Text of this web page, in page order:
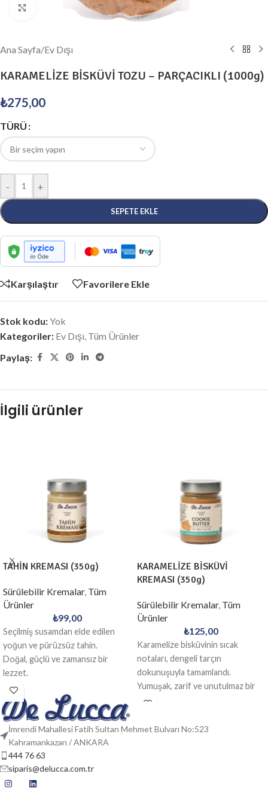
Click to enlarge
Ana Sayfa/Ev Dışı
KARAMELİZE BİSKÜVİ TOZU – PARÇACIKLI (1000g)
₺275,00
TÜRÜ
- +
SEPETE EKLE
Karşılaştır Favorilere Ekle
Stok kodu:Yok
Kategoriler: Ev Dışı, Tüm Ürünler
Paylaş:
İlgili ürünler
TAHİN KREMASI (350g)
Sürülebilir Kremalar, Tüm
Ürünler
₺99,00
Seçilmiş susamdan elde edilen
yoğun ve pürüzsüz tahin.
Doğal, güçlü ve zamansız bir
lezzet.
KARAMELİZE BİSKÜVİ
KREMASI (350g)
Sürülebilir Kremalar, Tüm
Ürünler
₺125,00
Karamelize bisküvinin sıcak
notaları, dengeli tarçın
dokunuşuyla tamamlandı.
Yumuşak, zarif ve unutulmaz bir
lezzet deneyimi.
İmrendi Mahallesi Fatih Sultan Mehmet Bulvarı No:523
Kahramankazan / ANKARA
444 76 63
siparis@delucca.com.tr